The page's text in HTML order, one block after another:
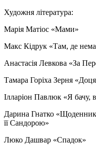
Художня література:
Марія Матіос «Мами»
Макс Кідрук «Там, де нема
Анастасія Левкова «За
Тамара Горіха Зерня
Ілларіон Павлюк «Я бачу,
Дарина Гнатко «Щоденник
її Сандорою»
Люко Дашвар «Спадок»